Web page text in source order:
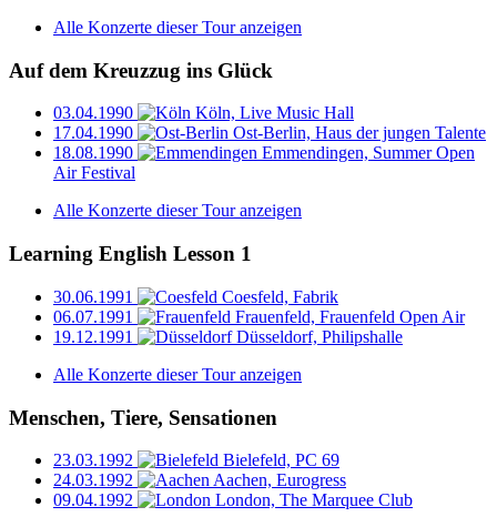
Alle Konzerte dieser Tour anzeigen
Auf dem Kreuzzug ins Glück
03.04.1990
Köln, Live Music Hall
17.04.1990
Ost-Berlin, Haus der jungen Talente
18.08.1990
Emmendingen, Summer Open
Air Festival
Alle Konzerte dieser Tour anzeigen
Learning English Lesson 1
30.06.1991
Coesfeld, Fabrik
06.07.1991
Frauenfeld, Frauenfeld Open Air
19.12.1991
Düsseldorf, Philipshalle
Alle Konzerte dieser Tour anzeigen
Menschen, Tiere, Sensationen
23.03.1992
Bielefeld, PC 69
24.03.1992
Aachen, Eurogress
09.04.1992
London, The Marquee Club